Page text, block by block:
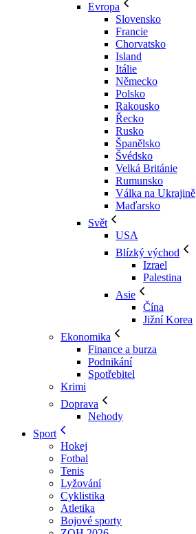
Evropa
Slovensko
Francie
Chorvatsko
Island
Itálie
Německo
Polsko
Rakousko
Řecko
Rusko
Španělsko
Švédsko
Velká Británie
Rumunsko
Válka na Ukrajině
Maďarsko
Svět
USA
Blízký východ
Izrael
Palestina
Asie
Čína
Jižní Korea
Ekonomika
Finance a burza
Podnikání
Spotřebitel
Krimi
Doprava
Nehody
Sport
Hokej
Fotbal
Tenis
Lyžování
Cyklistika
Atletika
Bojové sporty